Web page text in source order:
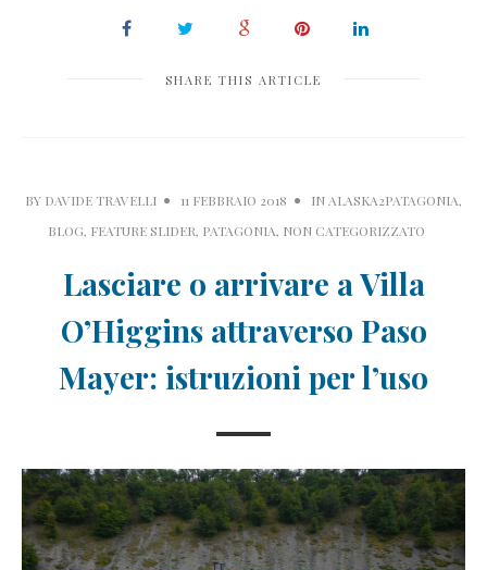
SHARE THIS ARTICLE
BY DAVIDE TRAVELLI 11 FEBBRAIO 2018 IN ALASKA2PATAGONIA,
BLOG, FEATURE SLIDER, PATAGONIA, NON CATEGORIZZATO
Lasciare o arrivare a Villa
O’Higgins attraverso Paso
Mayer: istruzioni per l’uso